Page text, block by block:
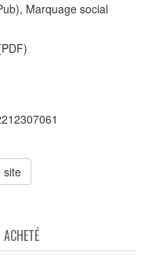
Marquage social
site